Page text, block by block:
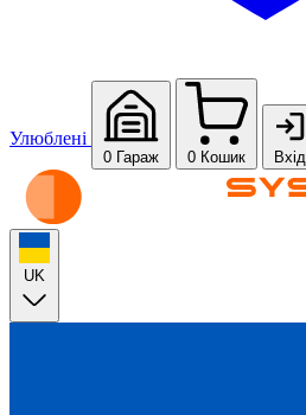
Улюблені
0 Гараж 0 Кошик Вхід